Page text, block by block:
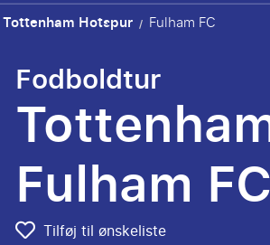
Tottenham Hotspur / Fulham FC
Fodboldtur
Fulham FC
Tilføj til ønskeliste